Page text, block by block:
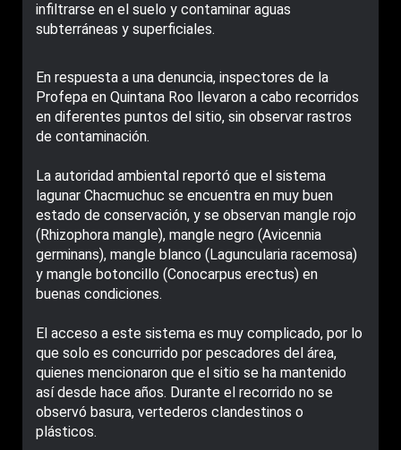
infiltrarse en el suelo y contaminar aguas
subterráneas y superficiales.
En respuesta a una denuncia, inspectores de la
Profepa en Quintana Roo llevaron a cabo recorridos
en diferentes puntos del sitio, sin observar rastros
de contaminación.
La autoridad ambiental reportó que el sistema
lagunar Chacmuchuc se encuentra en muy buen
estado de conservación, y se observan mangle rojo
(Rhizophora mangle), mangle negro (Avicennia
germinans), mangle blanco (Laguncularia racemosa)
y mangle botoncillo (Conocarpus erectus) en
buenas condiciones.
El acceso a este sistema es muy complicado, por lo
que solo es concurrido por pescadores del área,
quienes mencionaron que el sitio se ha mantenido
así desde hace años. Durante el recorrido no se
observó basura, vertederos clandestinos o
plásticos.